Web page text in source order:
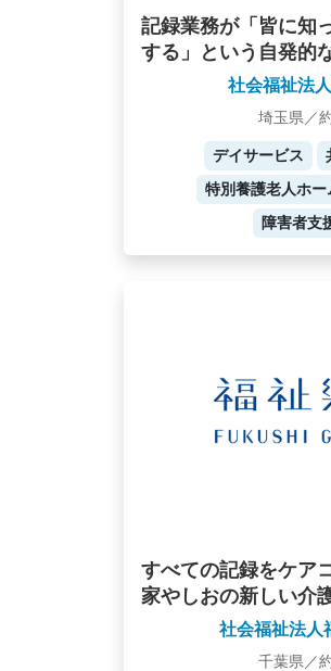
記録業務が「皆に知
する」という自発的
社会福祉法
埼玉県／
デイサービス
特別養護老人ホー
障害者支
すべての記録をケア
家やしおの新しい介
社会福祉法人
千葉県／